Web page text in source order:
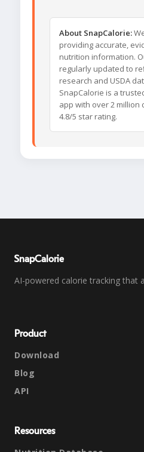
About SnapCalorie:
providing accurate,
nutrition information.
regularly updated to
research and USDA
SnapCalorie is a
app with over 2 million
4.8/5 star rating.
SnapCalorie
AI-powered calorie tracking that
Product
Download
Blog
API
Resources